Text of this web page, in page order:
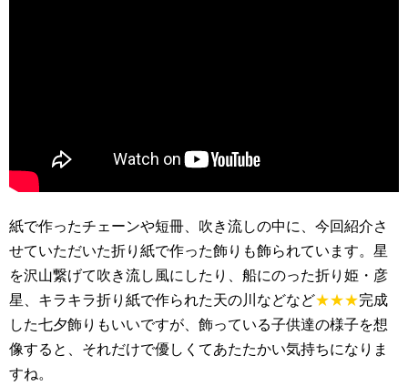
紙で作ったチェーンや短冊、吹き流しの中に、今回紹介さ
せていただいた折り紙で作った飾りも飾られています。星
を沢山繋げて吹き流し風にしたり、船にのった折り姫・彦
星、キラキラ折り紙で作られた天の川などなど★★★完成
した七夕飾りもいいですが、飾っている子供達の様子を想
像すると、それだけで優しくてあたたかい気持ちになりま
すね。